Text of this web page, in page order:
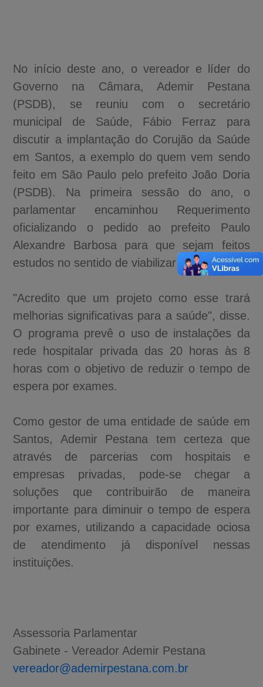
No início deste ano, o vereador e líder do
Governo na Câmara, Ademir Pestana
(PSDB), se reuniu com o secretário
municipal de Saúde, Fábio Ferraz para
discutir a implantação do Corujão da Saúde
em Santos, a exemplo do quem vem sendo
feito em São Paulo pelo prefeito João Doria
(PSDB). Na primeira sessão do ano, o
parlamentar encaminhou Requerimento
oficializando o pedido ao prefeito Paulo
Alexandre Barbosa para que sejam feitos
estudos no sentido de viabilizar a proposta.
"Acredito que um projeto como esse trará
melhorias significativas para a saúde", disse.
O programa prevê o uso de instalações da
rede hospitalar privada das 20 horas às 8
horas com o objetivo de reduzir o tempo de
espera por exames.
Como gestor de uma entidade de saúde em
Santos, Ademir Pestana tem certeza que
através de parcerias com hospitais e
empresas privadas, pode-se chegar a
soluções que contribuirão de maneira
importante para diminuir o tempo de espera
por exames, utilizando a capacidade ociosa
de atendimento já disponível nessas
instituições.
Assessoria Parlamentar
Gabinete - Vereador Ademir Pestana
vereador@ademirpestana.com.br